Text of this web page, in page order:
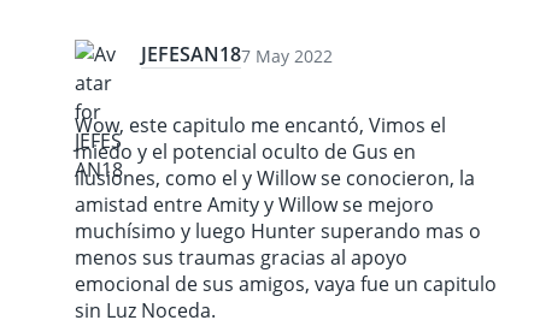
JEFESAN187 May 2022
Wow, este capitulo me encantó, Vimos el
miedo y el potencial oculto de Gus en
ilusiones, como el y Willow se conocieron, la
amistad entre Amity y Willow se mejoro
muchísimo y luego Hunter superando mas o
menos sus traumas gracias al apoyo
emocional de sus amigos, vaya fue un capitulo
sin Luz Noceda.